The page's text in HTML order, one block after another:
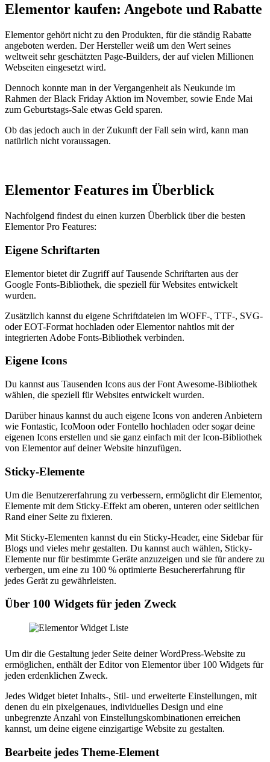
Elementor kaufen: Angebote und Rabatte
Elementor gehört nicht zu den Produkten, für die ständig Rabatte
angeboten werden. Der Hersteller weiß um den Wert seines
weltweit sehr geschätzten Page-Builders, der auf vielen Millionen
Webseiten eingesetzt wird.
Dennoch konnte man in der Vergangenheit als Neukunde im
Rahmen der Black Friday Aktion im November, sowie Ende Mai
zum Geburtstags-Sale etwas Geld sparen.
Ob das jedoch auch in der Zukunft der Fall sein wird, kann man
natürlich nicht voraussagen.
Elementor Features im Überblick
Nachfolgend findest du einen kurzen Überblick über die besten
Elementor Pro Features:
Eigene Schriftarten
Elementor bietet dir Zugriff auf Tausende Schriftarten aus der
Google Fonts-Bibliothek, die speziell für Websites entwickelt
wurden.
Zusätzlich kannst du eigene Schriftdateien im WOFF-, TTF-, SVG-
oder EOT-Format hochladen oder Elementor nahtlos mit der
integrierten Adobe Fonts-Bibliothek verbinden.
Eigene Icons
Du kannst aus Tausenden Icons aus der Font Awesome-Bibliothek
wählen, die speziell für Websites entwickelt wurden.
Darüber hinaus kannst du auch eigene Icons von anderen Anbietern
wie Fontastic, IcoMoon oder Fontello hochladen oder sogar deine
eigenen Icons erstellen und sie ganz einfach mit der Icon-Bibliothek
von Elementor auf deiner Website hinzufügen.
Sticky-Elemente
Um die Benutzererfahrung zu verbessern, ermöglicht dir Elementor,
Elemente mit dem Sticky-Effekt am oberen, unteren oder seitlichen
Rand einer Seite zu fixieren.
Mit Sticky-Elementen kannst du ein Sticky-Header, eine Sidebar für
Blogs und vieles mehr gestalten. Du kannst auch wählen, Sticky-
Elemente nur für bestimmte Geräte anzuzeigen und sie für andere zu
verbergen, um eine zu 100 % optimierte Besuchererfahrung für
jedes Gerät zu gewährleisten.
Über 100 Widgets für jeden Zweck
Um dir die Gestaltung jeder Seite deiner WordPress-Website zu
ermöglichen, enthält der Editor von Elementor über 100 Widgets für
jeden erdenklichen Zweck.
Jedes Widget bietet Inhalts-, Stil- und erweiterte Einstellungen, mit
denen du ein pixelgenaues, individuelles Design und eine
unbegrenzte Anzahl von Einstellungskombinationen erreichen
kannst, um deine eigene einzigartige Website zu gestalten.
Bearbeite jedes Theme-Element